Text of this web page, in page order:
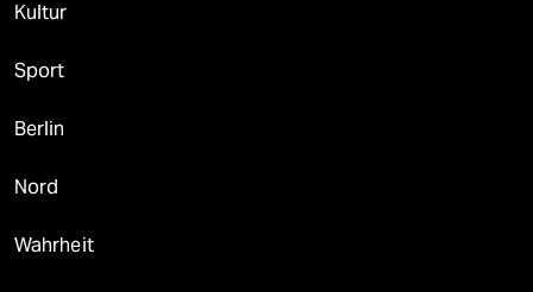
Kultur
Sport
Berlin
Nord
Wahrheit